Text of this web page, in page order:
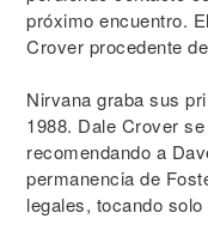
próximo encuentro.
Crover procedente
Nirvana graba sus
1988. Dale Crover
recomendando a
permanencia de
legales, tocando